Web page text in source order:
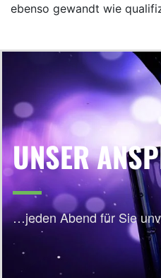
ebenso gewandt wie
UNSER
…jeden Abend für Sie